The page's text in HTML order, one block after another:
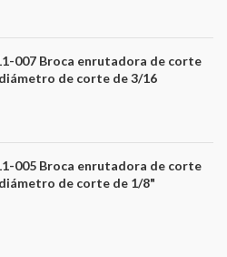
007 Broca enrutadora de corte
de corte de 3/16
005 Broca enrutadora de corte
de corte de 1/8"